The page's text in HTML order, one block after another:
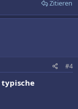
Zitieren
#4
typische